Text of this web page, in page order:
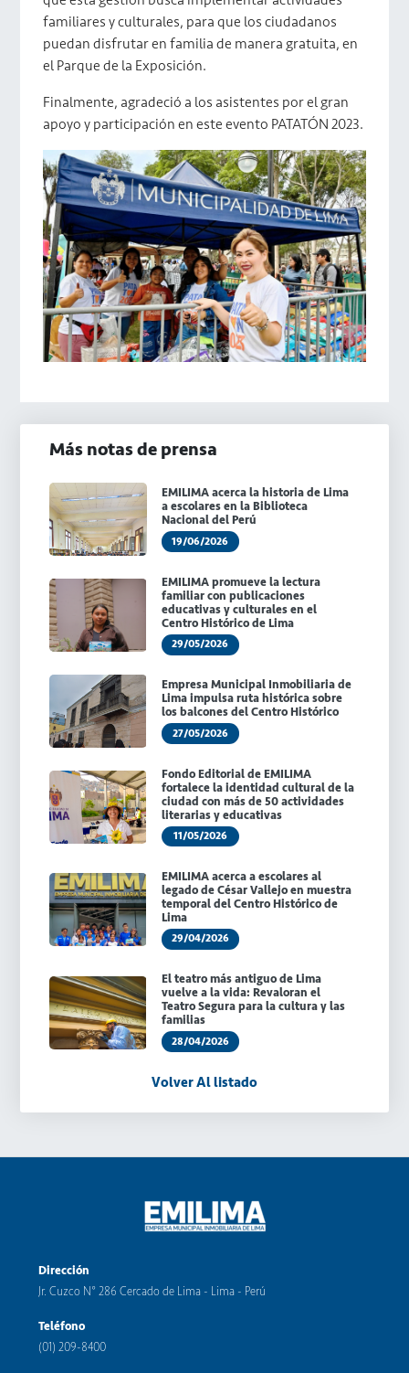
familiares y culturales, para que los ciudadanos
puedan disfrutar en familia de manera gratuita, en
el Parque de la Exposición.
Finalmente, agradeció a los asistentes por el gran
apoyo y participación en este evento PATATÓN 2023.
Más notas de prensa
EMILIMA acerca la historia de Lima
a escolares en la Biblioteca
Nacional del Perú
19/06/2026
EMILIMA promueve la lectura
familiar con publicaciones
educativas y culturales en el
Centro Histórico de Lima
29/05/2026
Empresa Municipal Inmobiliaria de
Lima impulsa ruta histórica sobre
los balcones del Centro Histórico
27/05/2026
Fondo Editorial de EMILIMA
fortalece la identidad cultural de la
ciudad con más de 50 actividades
literarias y educativas
11/05/2026
EMILIMA acerca a escolares al
legado de César Vallejo en muestra
temporal del Centro Histórico de
Lima
29/04/2026
El teatro más antiguo de Lima
vuelve a la vida: Revaloran el
Teatro Segura para la cultura y las
familias
28/04/2026
Volver Al listado
Dirección
Jr. Cuzco N° 286 Cercado de Lima - Lima - Perú
Teléfono
(01) 209-8400